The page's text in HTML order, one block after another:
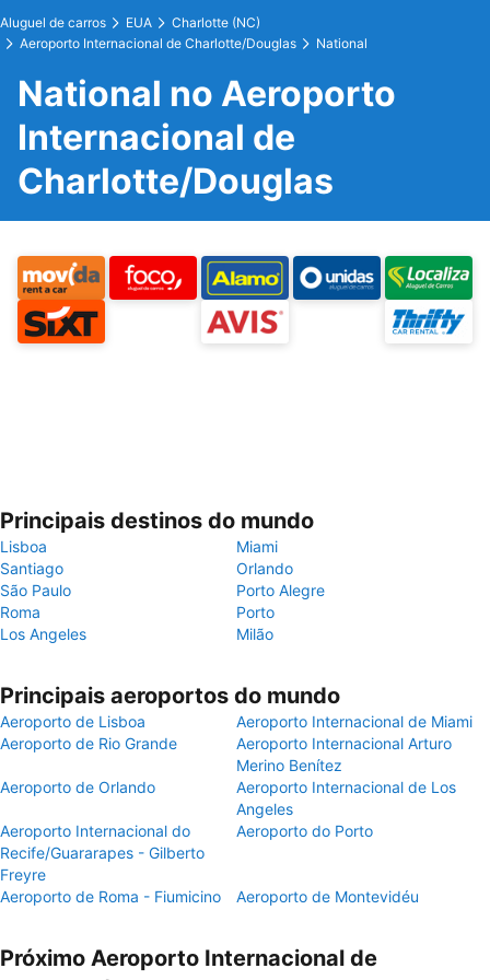
Aluguel de carros EUA
Charlotte (NC)
Aeroporto Internacional de Charlotte/Douglas
National
National no Aeroporto
Internacional de
Charlotte/Douglas
Principais destinos do mundo
Lisboa
Miami
Santiago
Orlando
São Paulo
Porto Alegre
Roma
Porto
Los Angeles
Milão
Principais aeroportos do mundo
Aeroporto de Lisboa
Aeroporto Internacional de Miami
Aeroporto de Rio Grande
Aeroporto Internacional Arturo
Merino Benítez
Aeroporto de Orlando
Aeroporto Internacional de Los
Angeles
Aeroporto Internacional do
Recife/Guararapes - Gilberto
Freyre
Aeroporto do Porto
Aeroporto de Roma - Fiumicino Aeroporto de Montevidéu
Próximo Aeroporto Internacional de